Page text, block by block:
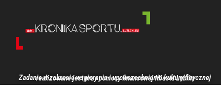
Zadanie w zakresie wspierania i upowszechniania kultury fizycznej realizowane jest przy pomocy finansowej Miasta Lublin